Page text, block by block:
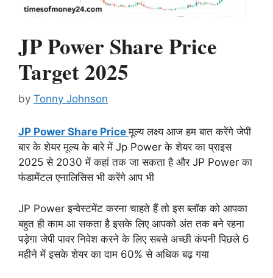
JP Power Share Price
Target 2025
by Tonny Johnson
JP Power Share Priceमूल्य लक्ष्य आज हम बात करेंगे जेपी
बार के शेयर मूल्य के बारे में Jp Power के शेयर का प्राइस
2025 से 2030 में कहां तक जा सकता है और JP Power का
फंडामेंटल एनालिसिस भी करेंगे आप भी
JP Power इन्वेस्टमेंट करना चाहते हैं तो इस ब्लॉक को आपका
बहुत ही काम आ सकता है इसके लिए आपको अंत तक बने रहना
पड़ेगा जेपी पावर निवेश करने के लिए सबसे अच्छी कंपनी पिछले 6
महीने में इसके शेयर का दाम 60% से अधिक बढ़ गया